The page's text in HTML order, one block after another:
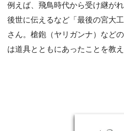
例えば、飛鳥時代から受け継が
後世に伝えるなど「最後の宮大
さん。槍鉋（ヤリガンナ）など
は道具とともにあったことを教え